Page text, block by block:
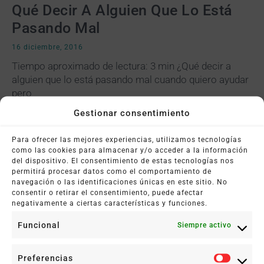
Gestionar consentimiento
Para ofrecer las mejores experiencias, utilizamos tecnologías
como las cookies para almacenar y/o acceder a la información
del dispositivo. El consentimiento de estas tecnologías nos
permitirá procesar datos como el comportamiento de
navegación o las identificaciones únicas en este sitio. No
consentir o retirar el consentimiento, puede afectar
negativamente a ciertas características y funciones.
Funcional Siempre activo
Preferencias
Qué Decir A Alguien Que Lo Está
Pasando Mal
16 diciembre, 2016
Tiempo aproximado de lectura: 3 min ¿Qué decir a
alguien que lo está pasando mal cuando quiero ayudar
pero